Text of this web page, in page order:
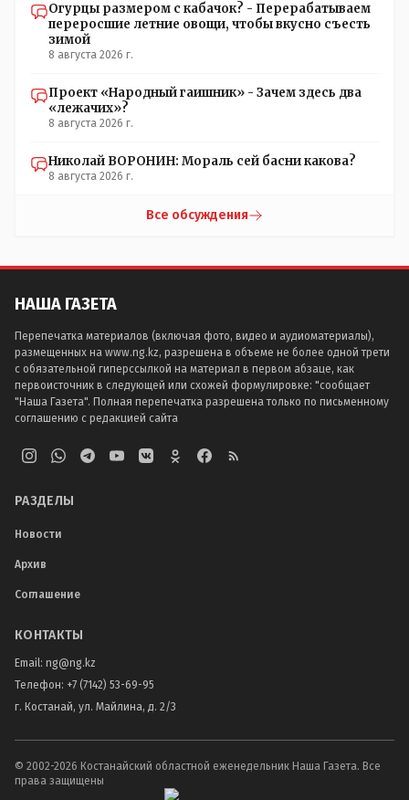
Огурцы размером с кабачок? - Перерабатываем
переросшие летние овощи, чтобы вкусно съесть
зимой
8 августа 2026 г.
Проект «Народный гаишник» - Зачем здесь два
«лежачих»?
8 августа 2026 г.
Николай ВОРОНИН: Мораль сей басни какова?
8 августа 2026 г.
Все обсуждения
НАША ГАЗЕТА
Перепечатка материалов (включая фото, видео и аудиоматериалы),
размещенных на www.ng.kz, разрешена в объеме не более одной трети
с обязательной гиперссылкой на материал в первом абзаце, как
первоисточник в следующей или схожей формулировке: "сообщает
"Наша Газета". Полная перепечатка разрешена только по письменному
соглашению с редакцией сайта
РАЗДЕЛЫ
Новости
Архив
Соглашение
КОНТАКТЫ
Email: ng@ng.kz
Телефон: +7 (7142) 53-69-95
г. Костанай, ул. Майлина, д. 2/3
© 2002-2026 Костанайский областной еженедельник Наша Газета. Все
права защищены